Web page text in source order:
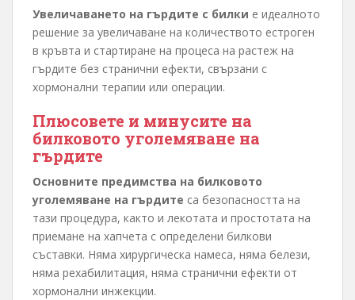
Увеличаването на гърдите с билки е идеалното
решение за увеличаване на количеството естроген
в кръвта и стартиране на процеса на растеж на
гърдите без странични ефекти, свързани с
хормонални терапии или операции.
Плюсовете и минусите на
билковото уголемяване на
гърдите
Основните предимства на билковото
уголемяване на гърдите са безопасността на
тази процедура, както и лекотата и простотата на
приемане на хапчета с определени билкови
съставки. Няма хирургическа намеса, няма белези,
няма рехабилитация, няма странични ефекти от
хормонални инжекции.